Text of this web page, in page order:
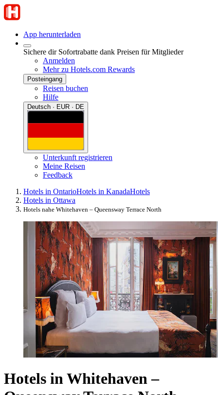
App herunterladen
Sichere dir Sofortrabatte dank Preisen für Mitglieder
Anmelden
Mehr zu Hotels.com Rewards
Posteingang
Reisen buchen
Hilfe
Deutsch · EUR · DE
Unterkunft registrieren
Meine Reisen
Feedback
Hotels in OntarioHotels in KanadaHotels
Hotels in Ottawa
Hotels nahe Whitehaven – Queensway Terrace North
Hotels in Whitehaven –